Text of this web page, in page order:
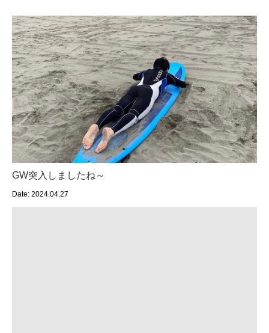
GW突入しましたね～
Date: 2024.04.27